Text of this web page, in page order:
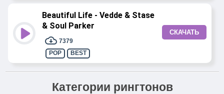
Beautiful Life - Vedde & Stase
& Soul Parker
7379
POP
BEST
СКАЧАТЬ
Категории рингтонов